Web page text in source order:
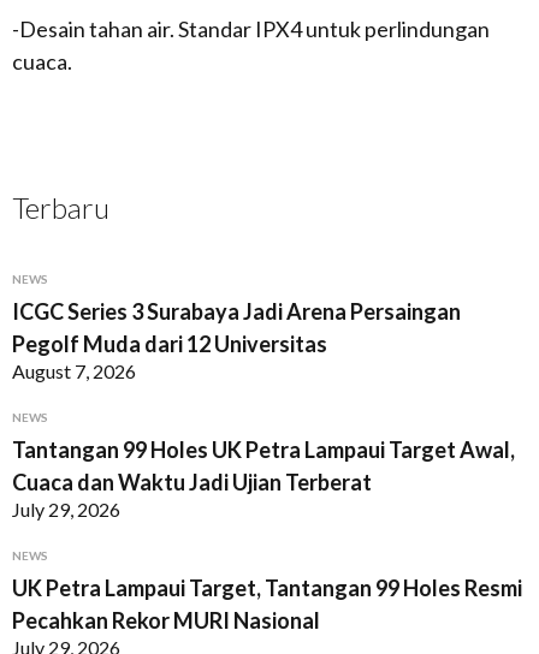
-Desain tahan air. Standar IPX4 untuk perlindungan
cuaca.
Terbaru
NEWS
ICGC Series 3 Surabaya Jadi Arena Persaingan
Pegolf Muda dari 12 Universitas
August 7, 2026
NEWS
Tantangan 99 Holes UK Petra Lampaui Target Awal,
Cuaca dan Waktu Jadi Ujian Terberat
July 29, 2026
NEWS
UK Petra Lampaui Target, Tantangan 99 Holes Resmi
Pecahkan Rekor MURI Nasional
July 29, 2026